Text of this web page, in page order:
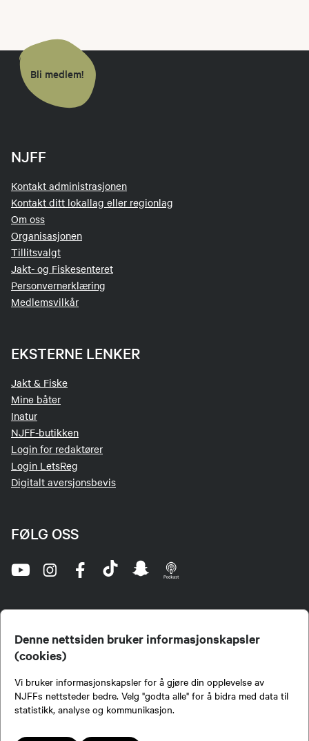
Denne nettsiden bruker informasjonskapsler
(cookies)
Vi bruker informasjonskapsler for å gjøre din opplevelse av
NJFFs nettsteder bedre. Velg "godta alle" for å bidra med data til
statistikk, analyse og kommunikasjon.
Bli medlem!
NJFF
Kontakt administrasjonen
Kontakt ditt lokallag eller regionlag
Om oss
Organisasjonen
Tillitsvalgt
Jakt- og Fiskesenteret
Personvernerklæring
Medlemsvilkår
EKSTERNE LENKER
Jakt & Fiske
Mine båter
Inatur
NJFF-butikken
Login for redaktører
Login LetsReg
Digitalt aversjonsbevis
FØLG OSS
jegere og sportsfiskere og et av de viktigste miljøene for formidling av kunnskap om jakt og
fiske i Norge. Vi er en partipolitisk nøytral organisasjon, men har et sterkt jakt-, fiske-, og
naturpolitisk engasjement i mange saker.